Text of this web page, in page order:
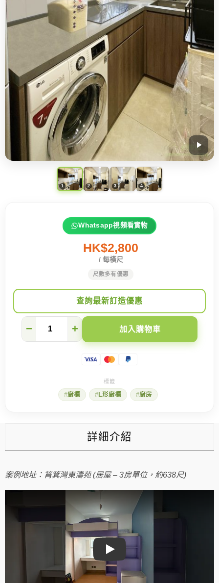
Whatsapp視頻看實物
HK$2,800
/ 每橫尺
尺數多有優惠
查詢最新訂造優惠
家
− + 加入購物車
廚櫃 L形廚櫃 廚房
詳細介紹
案例地址：筲箕灣東濤苑 (居屋 – 3房單位，約638尺)